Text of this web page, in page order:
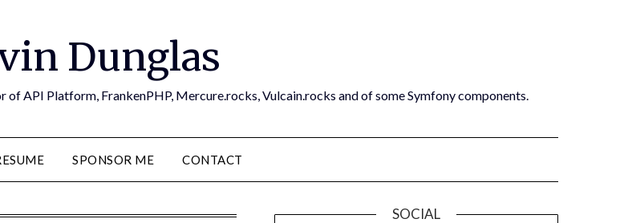
Dunglas
API Platform, FrankenPHP, Mercure.rocks, Vulcain.rocks and of some Symfony components.
SPONSOR ME CONTACT
SOCIAL